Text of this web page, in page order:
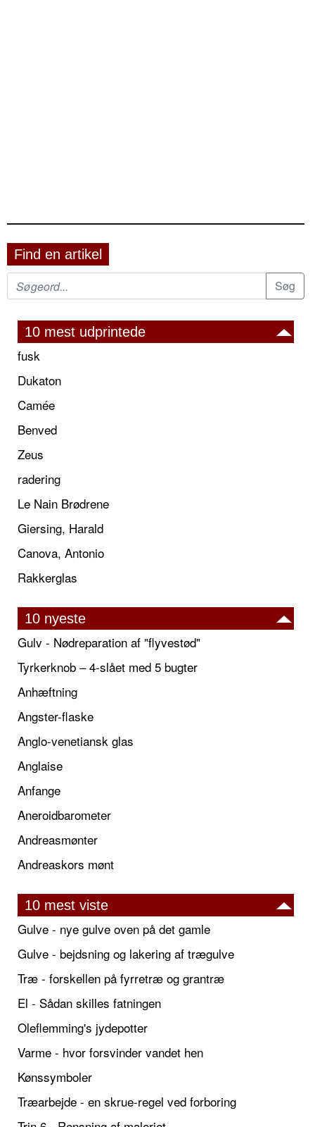
Find en artikel
10 mest udprintede
fusk
Dukaton
Camée
Benved
Zeus
radering
Le Nain Brødrene
Giersing, Harald
Canova, Antonio
Rakkerglas
10 nyeste
Gulv - Nødreparation af "flyvestød"
Tyrkerknob – 4-slået med 5 bugter
Anhæftning
Angster-flaske
Anglo-venetiansk glas
Anglaise
Anfange
Aneroidbarometer
Andreasmønter
Andreaskors mønt
10 mest viste
Gulve - nye gulve oven på det gamle
Gulve - bejdsning og lakering af trægulve
Træ - forskellen på fyrretræ og grantræ
El - Sådan skilles fatningen
Oleflemming's jydepotter
Varme - hvor forsvinder vandet hen
Kønssymboler
Træarbejde - en skrue-regel ved forboring